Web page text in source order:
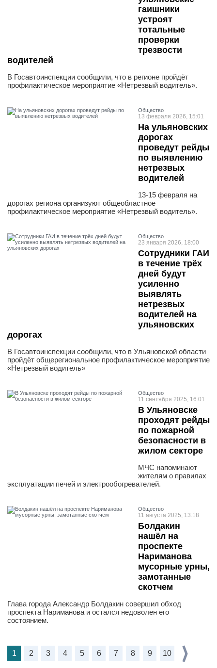
гаишники
устроят
тотальные
проверки
трезвости
водителей
В Госавтоинспекции сообщили, что в регионе пройдёт
профилактическое мероприятие «Нетрезвый водитель».
Общество
13 февраля 2026, 15:01
На ульяновских
дорогах
проведут рейды
по выявлению
нетрезвых
водителей
13-15 февраля на
дорогах региона организуют общеобластное
профилактическое мероприятие «Нетрезвый водитель».
Общество
23 января 2026, 18:00
Сотрудники ГАИ
в течение трёх
дней будут
усиленно
выявлять
нетрезвых
водителей на
ульяновских
дорогах
В Госавтоинспекции сообщили, что в Ульяновской области
пройдёт общерегиональное профилактическое мероприятие
«Нетрезвый водитель»
Общество
11 сентября 2025, 16:01
В Ульяновске
проходят рейды
по пожарной
безопасности в
жилом секторе
МЧС напоминают
жителям о правилах
эксплуатации печей и электрообогревателей.
Общество
11 августа 2025, 13:18
Болдакин
нашёл на
проспекте
Нариманова
мусорные урны,
замотанные
скотчем
Глава города Александр Болдакин совершил обход
проспекта Нариманова и остался недоволен его
состоянием.
1 2 3 4 5 6 7 8 9 10